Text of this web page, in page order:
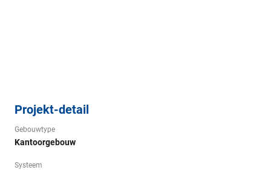
Projekt-detail
Gebouwtype
Kantoorgebouw
Systeem